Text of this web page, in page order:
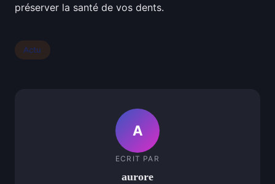
préserver la santé de vos dents.
Actu
A
ECRIT PAR
aurore